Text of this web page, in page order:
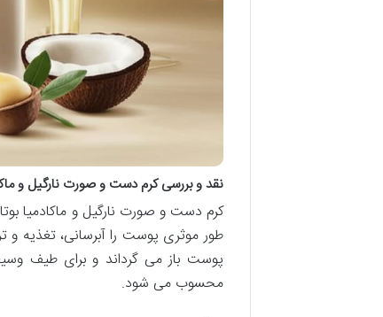
نقد و بررسی کرم دست و صورت نارگیل و
کرم دست و صورت نارگیل و ماکادمیا
طور موثری پوست را آبرسانی، تغذیه
پوست باز می گرداند و برای طیف
محسوب می شود.